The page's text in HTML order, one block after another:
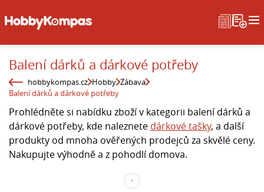
Balení dárků a dárkové potřeby
hobbykompas.cz Hobby Zábava
Balení dárků a dárkové potřeby
Prohlédněte si nabídku zboží v kategorii balení dárků a
dárkové potřeby, kde naleznete dárkové tašky, a další
produkty od mnoha ověřených prodejců za skvělé ceny.
Nakupujte výhodně a z pohodlí domova.